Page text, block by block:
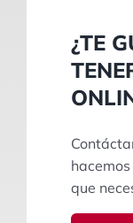
¿TE
que